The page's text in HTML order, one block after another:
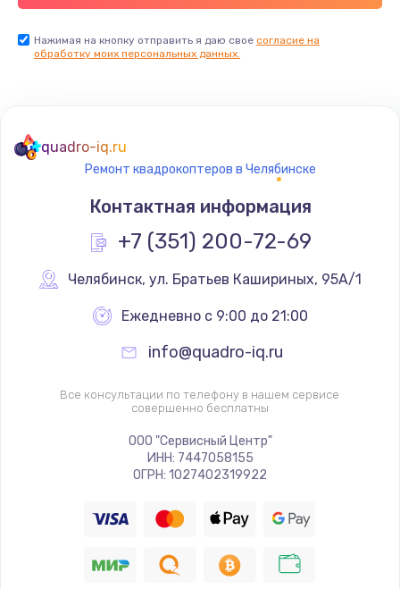
Заказать
Замена термостата
1200 руб.
Заказать
Замена реле
700 руб.
Заказать
Замена ТЭНа
Заказать
Замена шнура
Нажимая на кнопку отправить я даю свое согласие на
обработку моих персональных данных.
quadro-iq.ru
Ремонт квадрокоптеров в Челябинске
Контактная информация
+7 (351) 200-72-69
Челябинск, ул. Братьев Кашириных, 95А/1
Ежедневно с 9:00 до 21:00
info@quadro-iq.ru
Все консультации по телефону в нашем сервисе
совершенно бесплатны
ООО "Сервисный Центр"
ИНН: 7447058155
ОГРН: 1027402319922